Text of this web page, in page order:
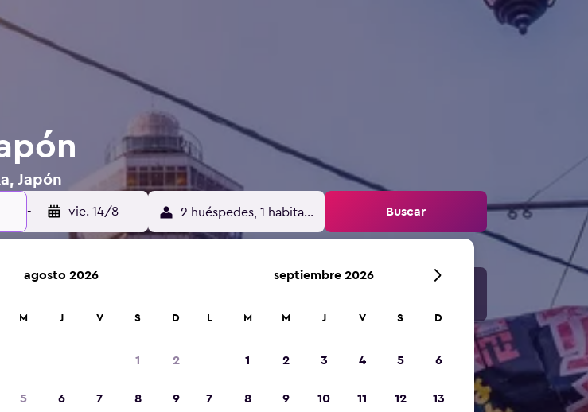
Japón
- vie. 14/8 2 huéspedes, 1 habitación Buscar
y alojamientos.
agosto 2026
M J V S D
1 2
5 6 7 8 9
septiembre 2026
L M M J V S D
1 2 3 4 5 6
7 8 9 10 11 12 13